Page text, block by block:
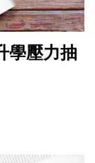
學壓力抽